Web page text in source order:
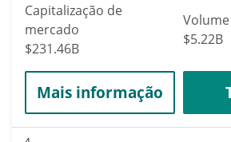
Capitalização de
mercado
$231.46B
Volume
$5.22B
Mais informação